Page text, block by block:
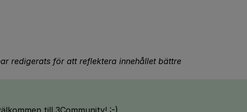
redigerats för att reflektera innehållet bättre
till 3Community! :-)